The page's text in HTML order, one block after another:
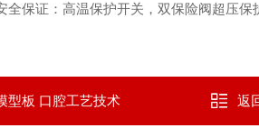
全保证：高温保护开关，双保险阀超压保
型板 口腔工艺技术 返